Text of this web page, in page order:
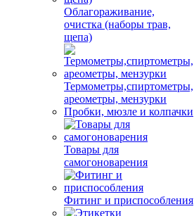
Облагораживание,
очистка (наборы трав,
щепа)
Термометры,спиртометры,
ареометры, мензурки
Пробки, мюзле и колпачки
Товары для
самогоноварения
Фитинг и приспособления